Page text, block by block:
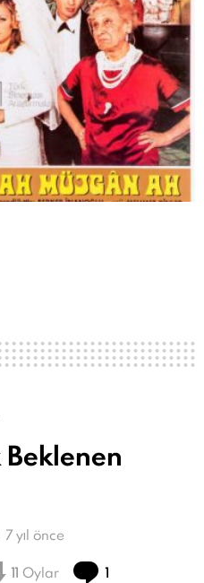
Beklenen
7 yıl önce
11 Oylar 1